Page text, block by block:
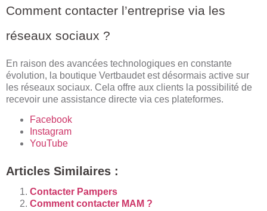
Comment contacter l’entreprise via les
réseaux sociaux ?
En raison des avancées technologiques en constante
évolution, la boutique Vertbaudet est désormais active sur
les réseaux sociaux. Cela offre aux clients la possibilité de
recevoir une assistance directe via ces plateformes.
Facebook
Instagram
YouTube
Articles Similaires :
Contacter Pampers
Comment contacter MAM ?